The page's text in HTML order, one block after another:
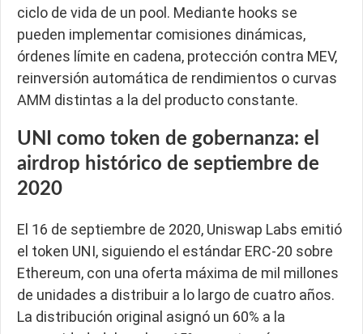
ciclo de vida de un pool. Mediante hooks se
pueden implementar comisiones dinámicas,
órdenes límite en cadena, protección contra MEV,
reinversión automática de rendimientos o curvas
AMM distintas a la del producto constante.
UNI como token de gobernanza: el
airdrop histórico de septiembre de
2020
El 16 de septiembre de 2020, Uniswap Labs emitió
el token UNI, siguiendo el estándar ERC-20 sobre
Ethereum, con una oferta máxima de mil millones
de unidades a distribuir a lo largo de cuatro años.
La distribución original asignó un 60% a la